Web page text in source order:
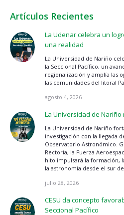
Artículos Recientes
La Udenar celebra un
una realidad
La Universidad de Nariño
la Seccional Pacífico, un
regionalización y amplía las
las comunidades del litoral
agosto 4, 2026
La Universidad de Nariño
La Universidad de Nariño
investigación con la llegada
Observatorio Astronómico.
Rectoría, la Fuerza
hito impulsará la formación,
la astronomía desde el sur
julio 28, 2026
CESU da concepto
Seccional Pacífico